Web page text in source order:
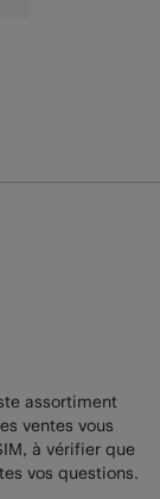
assortiment
ventes vous
à vérifier que
vos questions.